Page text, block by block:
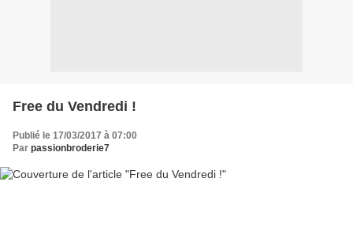
Free du Vendredi !
Publié le 17/03/2017 à 07:00
Par passionbroderie7